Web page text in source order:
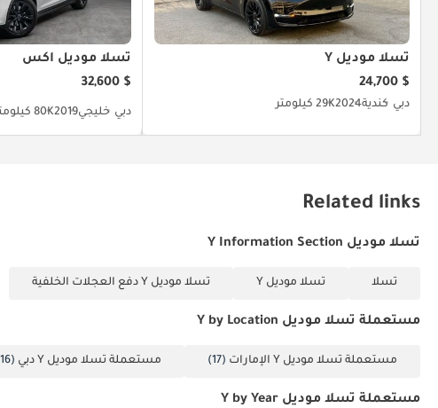
تسلا موديل Y
$ 24,700
دبي كندية202429K كيلومتر
تسلا موديل اكس
$ 32,600
دبي خليجي201980K كيلومتر
Related links
تسلا موديل Y Information Section
تسلا تسلا موديل Y تسلا موديل Y دفع العجلات الخلفية
مستعملة تسلا موديل Y by Location
مستعملة تسلا موديل Y الإمارات (17) مستعملة تسلا موديل Y دبي (16)
مستعملة تسلا موديل Y by Year